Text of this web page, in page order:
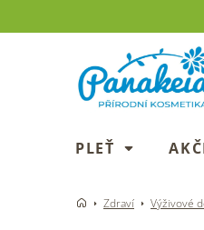
PLEŤ
Zdraví Výživové